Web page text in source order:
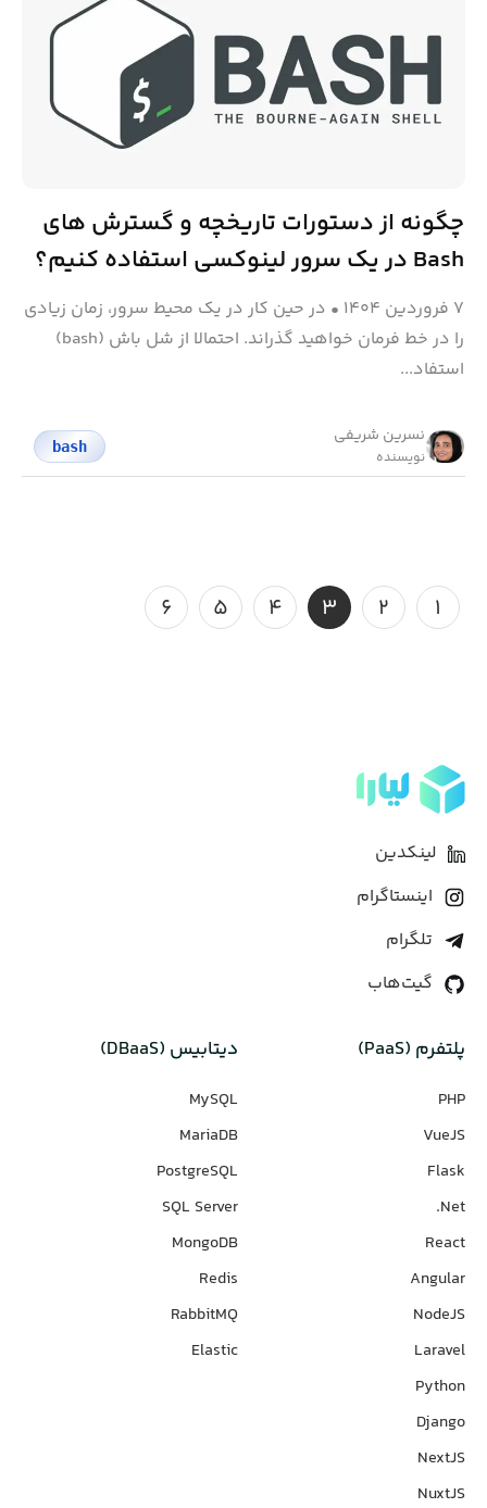
چگونه از دستورات تاریخچه و گسترش های
Bash در یک سرور لینوکسی استفاده کنیم؟
۷ فروردین ۱۴۰۴ • در حین کار در یک محیط سرور، زمان زیادی
را در خط فرمان خواهید گذراند. احتمالا از شل باش (bash)
استفاد...
نسرین شریفی
نویسنده
bash
۱ ۲ ۳ ۴ ۵ ۶
لینکدین
اینستاگرام
تلگرام
گیت‌هاب
پلتفرم (PaaS)
PHP
VueJS
Flask
Net.
React
Angular
NodeJS
Laravel
Python
Django
NextJS
NuxtJS
دیتابیس‌ (DBaaS)
MySQL
MariaDB
PostgreSQL
SQL Server
MongoDB
Redis
RabbitMQ
Elastic